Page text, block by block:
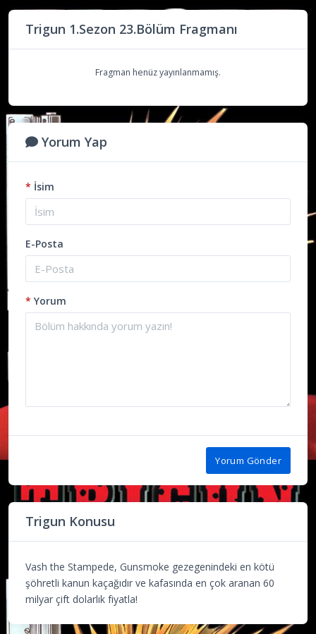
Trigun 1.Sezon 23.Bölüm Fragmanı
Fragman henüz yayınlanmamış.
Yorum Yap
* İsim
E-Posta
* Yorum
Yorum Gönder
Trigun Konusu
Vash the Stampede, Gunsmoke gezegenindeki en kötü
şöhretli kanun kaçağıdır ve kafasında en çok aranan 60
milyar çift dolarlık fiyatla!